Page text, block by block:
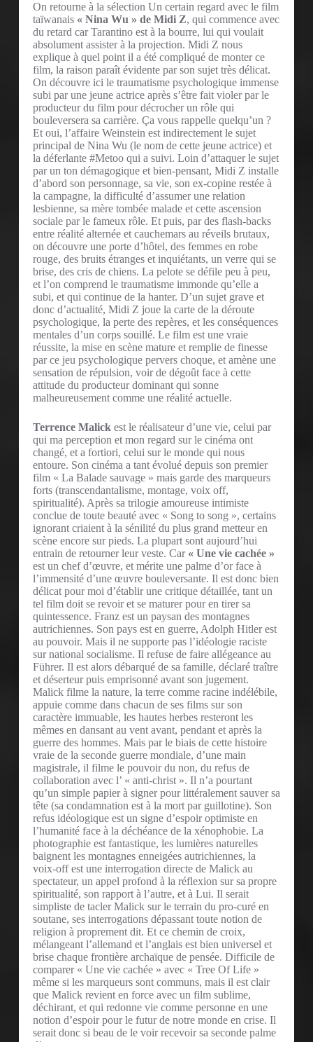
On retourne à la sélection Un certain regard avec le film
taïwanais « Nina Wu » de Midi Z, qui commence avec
du retard car Tarantino est à la bourre, lui qui voulait
absolument assister à la projection. Midi Z nous
explique à quel point il a été compliqué de monter ce
film, la raison paraît évidente par son sujet très délicat.
On découvre ici le traumatisme psychologique immense
subi par une jeune actrice après s’être fait violer par le
producteur du film pour décrocher un rôle qui
bouleversera sa carrière. Ça vous rappelle quelqu’un ?
Et oui, l’affaire Weinstein est indirectement le sujet
principal de Nina Wu (le nom de cette jeune actrice) et
la déferlante #Metoo qui a suivi. Loin d’attaquer le sujet
par un ton démagogique et bien-pensant, Midi Z installe
d’abord son personnage, sa vie, son ex-copine restée à
la campagne, la difficulté d’assumer une relation
lesbienne, sa mère tombée malade et cette ascension
sociale par le fameux rôle. Et puis, par des flash-backs
entre réalité alternée et cauchemars au réveils brutaux,
on découvre une porte d’hôtel, des femmes en robe
rouge, des bruits étranges et inquiétants, un verre qui se
brise, des cris de chiens. La pelote se défile peu à peu,
et l’on comprend le traumatisme immonde qu’elle a
subi, et qui continue de la hanter. D’un sujet grave et
donc d’actualité, Midi Z joue la carte de la déroute
psychologique, la perte des repères, et les conséquences
mentales d’un corps souillé. Le film est une vraie
réussite, la mise en scène mature et remplie de finesse
par ce jeu psychologique pervers choque, et amène une
sensation de répulsion, voir de dégoût face à cette
attitude du producteur dominant qui sonne
malheureusement comme une réalité actuelle.
Terrence Malickest le réalisateur d’une vie, celui par
qui ma perception et mon regard sur le cinéma ont
changé, et a fortiori, celui sur le monde qui nous
entoure. Son cinéma a tant évolué depuis son premier
film « La Balade sauvage » mais garde des marqueurs
forts (transcendantalisme, montage, voix off,
spiritualité). Après sa trilogie amoureuse intimiste
conclue de toute beauté avec « Song to song », certains
ignorant criaient à la sénilité du plus grand metteur en
scène encore sur pieds. La plupart sont aujourd’hui
entrain de retourner leur veste. Car « Une vie cachée »
est un chef d’œuvre, et mérite une palme d’or face à
l’immensité d’une œuvre bouleversante. Il est donc bien
délicat pour moi d’établir une critique détaillée, tant un
tel film doit se revoir et se maturer pour en tirer sa
quintessence. Franz est un paysan des montagnes
autrichiennes. Son pays est en guerre, Adolph Hitler est
au pouvoir. Mais il ne supporte pas l’idéologie raciste
sur national socialisme. Il refuse de faire allégeance au
Führer. Il est alors débarqué de sa famille, déclaré traître
et déserteur puis emprisonné avant son jugement.
Malick filme la nature, la terre comme racine indélébile,
appuie comme dans chacun de ses films sur son
caractère immuable, les hautes herbes resteront les
mêmes en dansant au vent avant, pendant et après la
guerre des hommes. Mais par le biais de cette histoire
vraie de la seconde guerre mondiale, d’une main
magistrale, il filme le pouvoir du non, du refus de
collaboration avec l’ « anti-christ ». Il n’a pourtant
qu’un simple papier à signer pour littéralement sauver sa
tête (sa condamnation est à la mort par guillotine). Son
refus idéologique est un signe d’espoir optimiste en
l’humanité face à la déchéance de la xénophobie. La
photographie est fantastique, les lumières naturelles
baignent les montagnes enneigées autrichiennes, la
voix-off est une interrogation directe de Malick au
spectateur, un appel profond à la réflexion sur sa propre
spiritualité, son rapport à l’autre, et à Lui. Il serait
simpliste de tacler Malick sur le terrain du pro-curé en
soutane, ses interrogations dépassant toute notion de
religion à proprement dit. Et ce chemin de croix,
mélangeant l’allemand et l’anglais est bien universel et
brise chaque frontière archaïque de pensée. Difficile de
comparer « Une vie cachée » avec « Tree Of Life »
même si les marqueurs sont communs, mais il est clair
que Malick revient en force avec un film sublime,
déchirant, et qui redonne vie comme personne en une
notion d’espoir pour le futur de notre monde en crise. Il
serait donc si beau de le voir recevoir sa seconde palme